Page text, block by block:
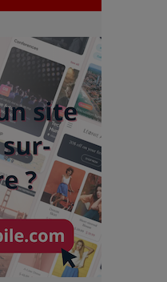
au bord
2025 : 10
à ne pas